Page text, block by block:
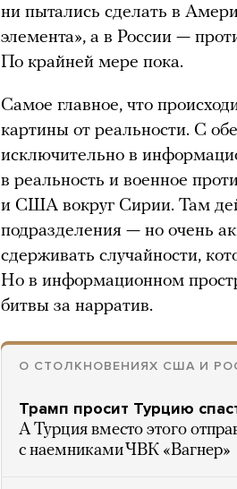
ни пытались сделать в
элемента», а в России —
По крайней мере пока.
Самое главное, что
картины от реальности. С
исключительно в
в реальность и военное
и США вокруг Сирии. Там
подразделения — но очень
сдерживать случайности,
Но в информационном
битвы за нарратив.
О СТОЛКНОВЕНИЯХ США И
Трамп просит Турцию
А Турция вместо этого
с наемниками ЧВК «Вагнер»